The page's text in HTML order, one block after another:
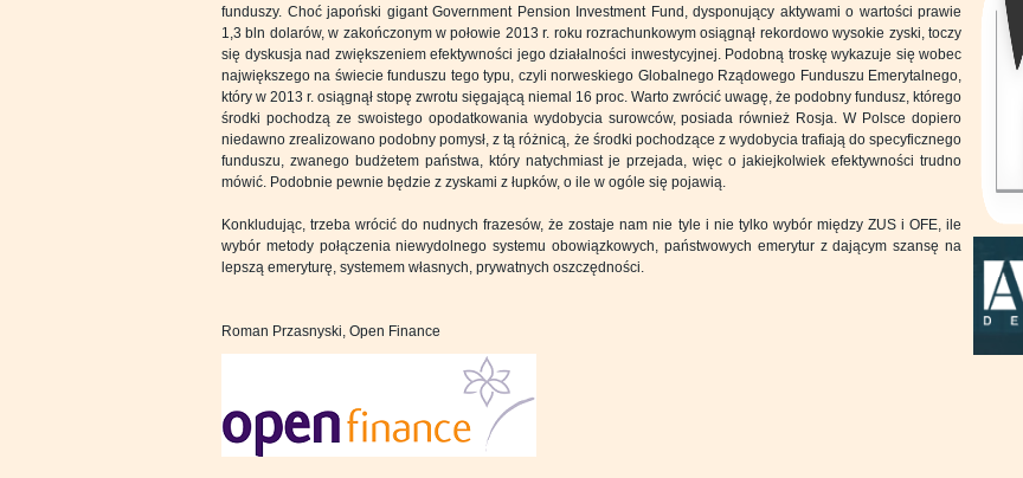
funduszy. Choć japoński gigant Government Pension Investment Fund, dysponujący aktywami o wartości prawie
1,3 bln dolarów, w zakończonym w połowie 2013 r. roku rozrachunkowym osiągnął rekordowo wysokie zyski, toczy
się dyskusja nad zwiększeniem efektywności jego działalności inwestycyjnej. Podobną troskę wykazuje się wobec
największego na świecie funduszu tego typu, czyli norweskiego Globalnego Rządowego Funduszu Emerytalnego,
który w 2013 r. osiągnął stopę zwrotu sięgającą niemal 16 proc. Warto zwrócić uwagę, że podobny fundusz, którego
środki pochodzą ze swoistego opodatkowania wydobycia surowców, posiada również Rosja. W Polsce dopiero
niedawno zrealizowano podobny pomysł, z tą różnicą, że środki pochodzące z wydobycia trafiają do specyficznego
funduszu, zwanego budżetem państwa, który natychmiast je przejada, więc o jakiejkolwiek efektywności trudno
mówić. Podobnie pewnie będzie z zyskami z łupków, o ile w ogóle się pojawią.
Konkludując, trzeba wrócić do nudnych frazesów, że zostaje nam nie tyle i nie tylko wybór między ZUS i OFE, ile
wybór metody połączenia niewydolnego systemu obowiązkowych, państwowych emerytur z dającym szansę na
lepszą emeryturę, systemem własnych, prywatnych oszczędności.
Roman Przasnyski, Open Finance